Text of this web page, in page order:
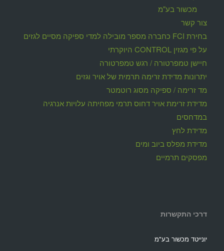
מכשור בע"מ
צור קשר
בחירת FCI כחברה מספר מובילה למדי ספיקה מסיים לגזים
על פי מגזין CONTROL היוקרתי
חיישן טמפרטורה / רגש טמפרטורה
יתרונות מדידת זרימה תרמית של אויר וגזים
מד זרימה / ספיקה מסוג רוטמטר
מדידת זרימת אויר דחוס תרמי מפחיתה עלויות אנרגיה
במדחסים
מדידת לחץ
מדידת מפלס ביוב ומים
מפסקים תרמיים
דרכי התקשרות
יונייטד מכשור בע"מ